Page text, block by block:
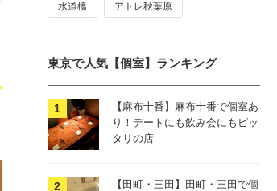
水道橋 アトレ秋葉原
東京で人気【個室】ランキング
【麻布十番】麻布十番で個室あ
り！デートにも飲み会にもピッ
タリの店
【田町・三田】田町・三田で個